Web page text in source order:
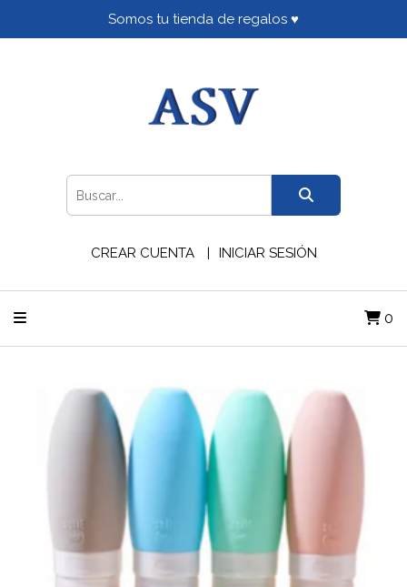
Somos tu tienda de regalos ♥
CREAR CUENTA INICIAR SESIÓN
0